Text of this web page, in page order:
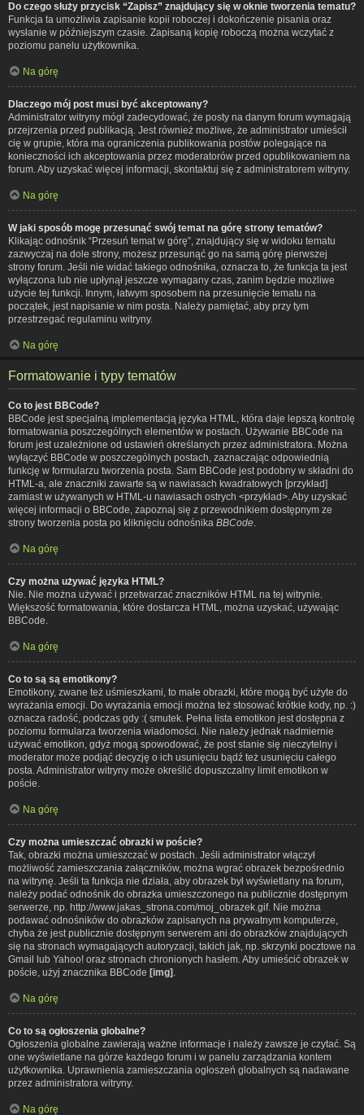
Do czego służy przycisk “Zapisz” znajdujący się w oknie tworzenia tematu?
Funkcja ta umożliwia zapisanie kopii roboczej i dokończenie pisania oraz
wysłanie w późniejszym czasie. Zapisaną kopię roboczą można wczytać z
poziomu panelu użytkownika.
Na górę
Dlaczego mój post musi być akceptowany?
Administrator witryny mógł zadecydować, że posty na danym forum wymagają
przejrzenia przed publikacją. Jest również możliwe, że administrator umieścił
cię w grupie, która ma ograniczenia publikowania postów polegające na
konieczności ich akceptowania przez moderatorów przed opublikowaniem na
forum. Aby uzyskać więcej informacji, skontaktuj się z administratorem witryny.
Na górę
W jaki sposób mogę przesunąć swój temat na górę strony tematów?
Klikając odnośnik “Przesuń temat w górę”, znajdujący się w widoku tematu
zazwyczaj na dole strony, możesz przesunąć go na samą górę pierwszej
strony forum. Jeśli nie widać takiego odnośnika, oznacza to, że funkcja ta jest
wyłączona lub nie upłynął jeszcze wymagany czas, zanim będzie możliwe
użycie tej funkcji. Innym, łatwym sposobem na przesunięcie tematu na
początek, jest napisanie w nim posta. Należy pamiętać, aby przy tym
przestrzegać regulaminu witryny.
Na górę
Formatowanie i typy tematów
Co to jest BBCode?
BBCode jest specjalną implementacją języka HTML, która daje lepszą kontrolę
formatowania poszczególnych elementów w postach. Używanie BBCode na
forum jest uzależnione od ustawień określanych przez administratora. Można
wyłączyć BBCode w poszczególnych postach, zaznaczając odpowiednią
funkcję w formularzu tworzenia posta. Sam BBCode jest podobny w składni do
HTML-a, ale znaczniki zawarte są w nawiasach kwadratowych [przykład]
zamiast w używanych w HTML-u nawiasach ostrych <przykład>. Aby uzyskać
więcej informacji o BBCode, zapoznaj się z przewodnikiem dostępnym ze
strony tworzenia posta po kliknięciu odnośnika BBCode
Na górę
Czy można używać języka HTML?
Nie. Nie można używać i przetwarzać znaczników HTML na tej witrynie.
Większość formatowania, które dostarcza HTML, można uzyskać, używając
BBCode.
Na górę
Co to są są emotikony?
Emotikony, zwane też uśmieszkami, to małe obrazki, które mogą być użyte do
wyrażania emocji. Do wyrażania emocji można też stosować krótkie kody, np. :)
oznacza radość, podczas gdy :( smutek. Pełna lista emotikon jest dostępna z
poziomu formularza tworzenia wiadomości. Nie należy jednak nadmiernie
używać emotikon, gdyż mogą spowodować, że post stanie się nieczytelny i
moderator może podjąć decyzję o ich usunięciu bądź też usunięciu całego
posta. Administrator witryny może określić dopuszczalny limit emotikon w
poście.
Na górę
Czy można umieszczać obrazki w poście?
Tak, obrazki można umieszczać w postach. Jeśli administrator włączył
możliwość zamieszczania załączników, można wgrać obrazek bezpośrednio
na witrynę. Jeśli ta funkcja nie działa, aby obrazek był wyświetlany na forum,
należy podać odnośnik do obrazka umieszczonego na publicznie dostępnym
serwerze, np. http://www.jakas_strona.com/moj_obrazek.gif. Nie można
podawać odnośników do obrazków zapisanych na prywatnym komputerze,
chyba że jest publicznie dostępnym serwerem ani do obrazków znajdujących
się na stronach wymagających autoryzacji, takich jak, np. skrzynki pocztowe na
Gmail lub Yahoo! oraz stronach chronionych hasłem. Aby umieścić obrazek w
poście, użyj znacznika BBCode [img]
Na górę
Co to są ogłoszenia globalne?
Ogłoszenia globalne zawierają ważne informacje i należy zawsze je czytać. Są
one wyświetlane na górze każdego forum i w panelu zarządzania kontem
użytkownika. Uprawnienia zamieszczania ogłoszeń globalnych są nadawane
przez administratora witryny.
Na górę